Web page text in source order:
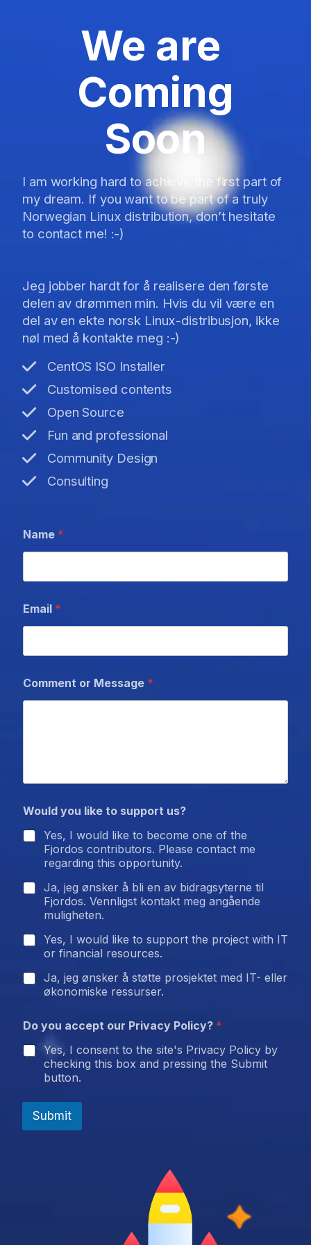
We are
Coming
Soon
I am working hard to achieve the first part of
my dream. If you want to be part of a truly
Norwegian Linux distribution, don’t hesitate
to contact me! :-)
Jeg jobber hardt for å realisere den første
delen av drømmen min. Hvis du vil være en
del av en ekte norsk Linux-distribusjon, ikke
nøl med å kontakte meg :-)
CentOS ISO Installer
Customised contents
Open Source
Fun and professional
Community Design
Consulting
Name *
Email *
m
a
g
e
P
r
a
c
Comment or Message *
Would you like to support us?
Yes, I would like to become one of the
Fjordos contributors. Please contact me
regarding this opportunity.
Ja, jeg ønsker å bli en av bidragsyterne til
Fjordos. Vennligst kontakt meg angående
muligheten.
Yes, I would like to support the project with IT
or financial resources.
Ja, jeg ønsker å støtte prosjektet med IT- eller
økonomiske ressurser.
Do you accept our Privacy Policy? *
Yes, I consent to the site's Privacy Policy by
checking this box and pressing the Submit
button.
Submit